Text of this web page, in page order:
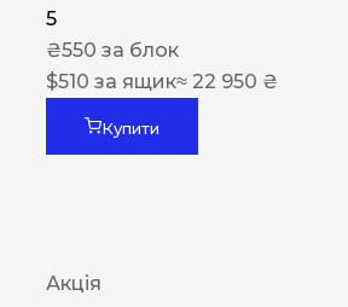
5
₴550 за блок
$510 за ящик≈ 22 950 ₴
Купити
Акція